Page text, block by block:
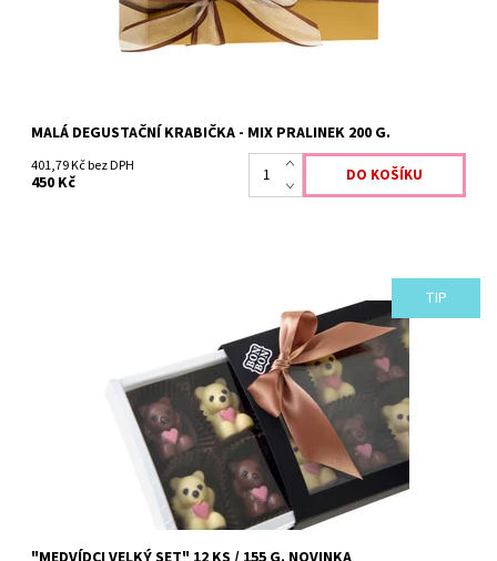
MALÁ DEGUSTAČNÍ KRABIČKA - MIX PRALINEK 200 G.
401,79 Kč bez DPH
450 Kč
TIP